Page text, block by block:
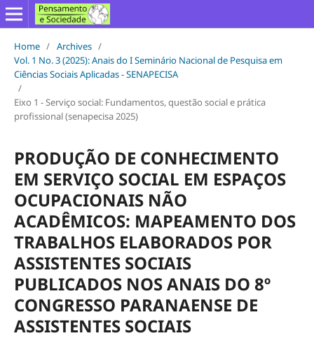
Home / Archives /
Vol. 1 No. 3 (2025): Anais do I Seminário Nacional de Pesquisa em
Ciências Sociais Aplicadas - SENAPECISA
/
Eixo 1 - Serviço social: Fundamentos, questão social e prática
profissional (senapecisa 2025)
PRODUÇÃO DE CONHECIMENTO
EM SERVIÇO SOCIAL EM ESPAÇOS
OCUPACIONAIS NÃO
ACADÊMICOS: MAPEAMENTO DOS
TRABALHOS ELABORADOS POR
ASSISTENTES SOCIAIS
PUBLICADOS NOS ANAIS DO 8º
CONGRESSO PARANAENSE DE
ASSISTENTES SOCIAIS